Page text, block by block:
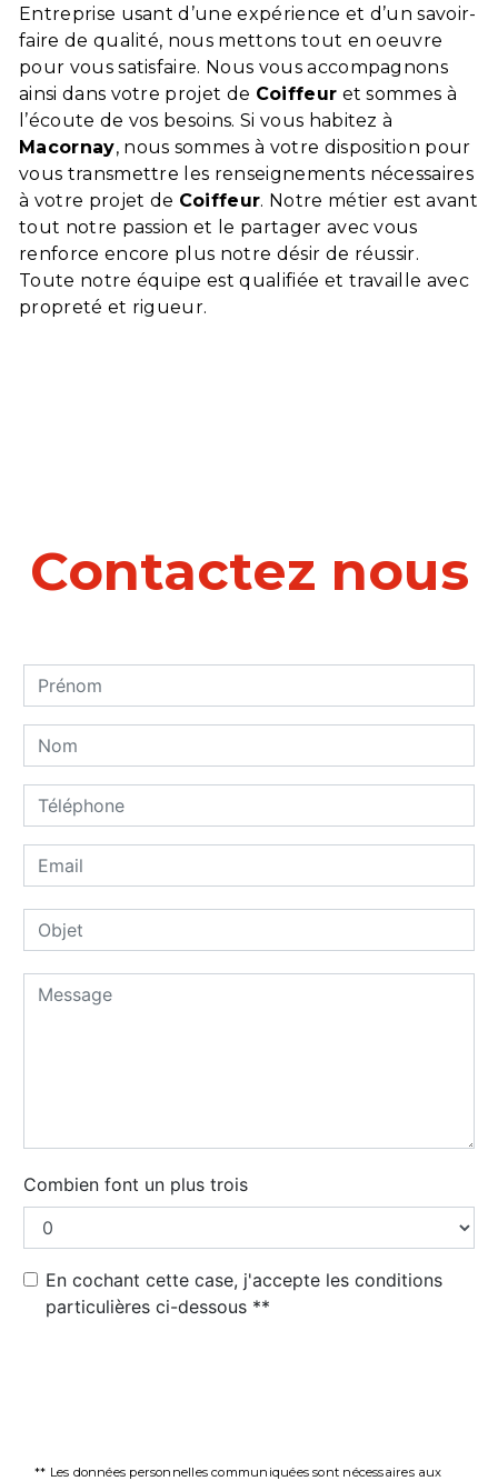
Entreprise usant d’une expérience et d’un savoir-
faire de qualité, nous mettons tout en oeuvre
pour vous satisfaire. Nous vous accompagnons
ainsi dans votre projet de Coiffeur et sommes à
l’écoute de vos besoins. Si vous habitez à
Macornay, nous sommes à votre disposition pour
vous transmettre les renseignements nécessaires
à votre projet de Coiffeur. Notre métier est avant
tout notre passion et le partager avec vous
renforce encore plus notre désir de réussir.
Toute notre équipe est qualifiée et travaille avec
propreté et rigueur.
Contactez nous
Combien font un plus trois
En cochant cette case, j'accepte les conditions
particulières ci-dessous **
** Les données personnelles communiquées sont nécessaires aux